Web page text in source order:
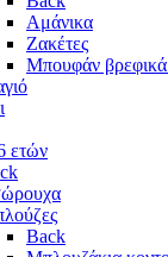
Αμάνικα
Ζακέτες
Μπουφάν βρεφικά
ετών
Back